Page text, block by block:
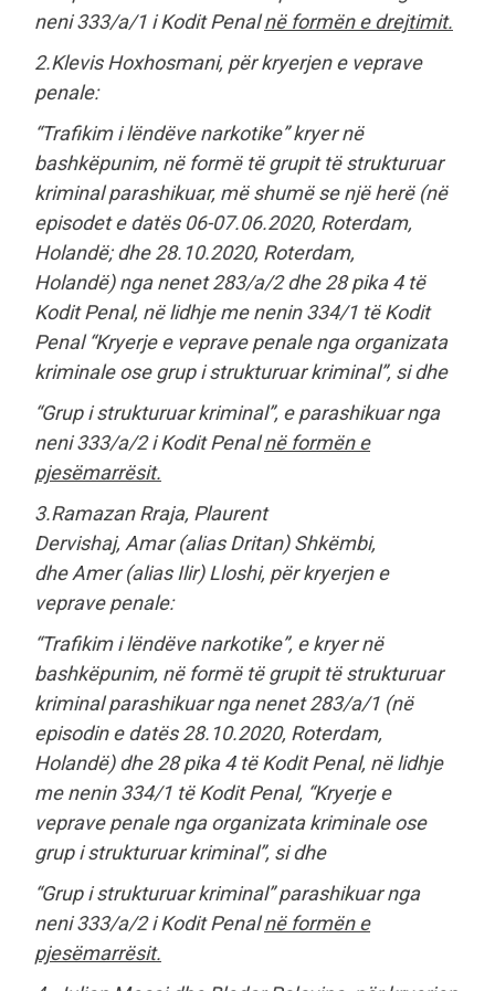
neni 333/a/1 i Kodit Penalnë formën e drejtimit.
2.Klevis Hoxhosmani, për kryerjen e veprave
penale:
“Trafikim i lëndëve narkotike” kryer në
bashkëpunim, në formë të grupit të strukturuar
kriminal parashikuar, më shumë se një herë (në
episodet e datës 06-07.06.2020, Roterdam,
Holandë; dhe 28.10.2020, Roterdam,
Holandë) nga nenet 283/a/2 dhe 28 pika 4 të
Kodit Penal, në lidhje me nenin 334/1 të Kodit
Penal “Kryerje e veprave penale nga organizata
kriminale ose grup i strukturuar kriminal”, si dhe
“Grup i strukturuar kriminal”, e parashikuar nga
neni 333/a/2 i Kodit Penalnë formën e
pjesëmarrësit.
3.Ramazan Rraja, Plaurent
Dervishaj, Amar (alias Dritan) Shkëmbi,
dhe Amer (alias Ilir) Lloshi, për kryerjen e
veprave penale:
“Trafikim i lëndëve narkotike”, e kryer në
bashkëpunim, në formë të grupit të strukturuar
kriminal parashikuar nga nenet 283/a/1 (në
episodin e datës 28.10.2020, Roterdam,
Holandë) dhe 28 pika 4 të Kodit Penal, në lidhje
me nenin 334/1 të Kodit Penal, “Kryerje e
veprave penale nga organizata kriminale ose
grup i strukturuar kriminal”, si dhe
“Grup i strukturuar kriminal” parashikuar nga
neni 333/a/2 i Kodit Penalnë formën e
pjesëmarrësit.